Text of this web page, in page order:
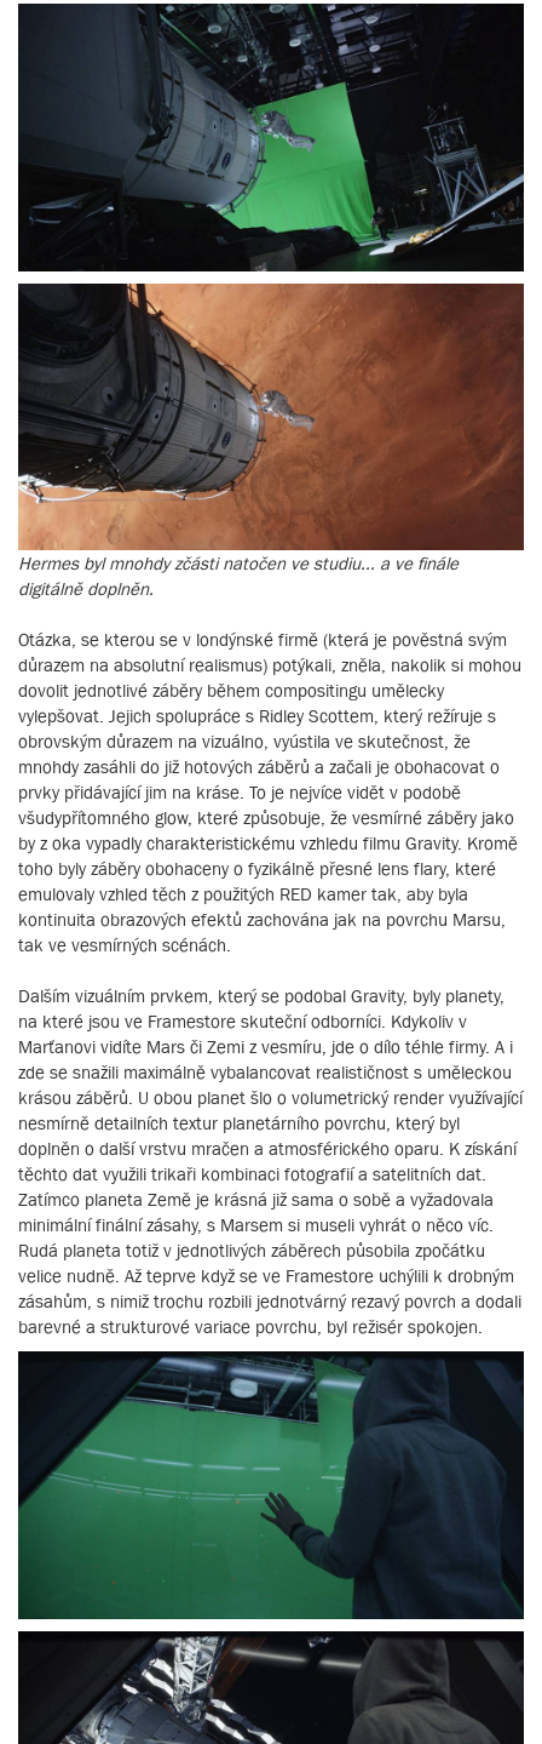
Hermes byl mnohdy zčásti natočen ve studiu... a ve finále
digitálně doplněn.
Otázka, se kterou se v londýnské firmě (která je pověstná svým
důrazem na absolutní realismus) potýkali, zněla, nakolik si mohou
dovolit jednotlivé záběry během compositingu umělecky
vylepšovat. Jejich spolupráce s Ridley Scottem, který režíruje s
obrovským důrazem na vizuálno, vyústila ve skutečnost, že
mnohdy zasáhli do již hotových záběrů a začali je obohacovat o
prvky přidávající jim na kráse. To je nejvíce vidět v podobě
všudypřítomného glow, které způsobuje, že vesmírné záběry jako
by z oka vypadly charakteristickému vzhledu filmu Gravity. Kromě
toho byly záběry obohaceny o fyzikálně přesné lens flary, které
emulovaly vzhled těch z použitých RED kamer tak, aby byla
kontinuita obrazových efektů zachována jak na povrchu Marsu,
tak ve vesmírných scénách.
Dalším vizuálním prvkem, který se podobal Gravity, byly planety,
na které jsou ve Framestore skuteční odborníci. Kdykoliv v
Marťanovi vidíte Mars či Zemi z vesmíru, jde o dílo téhle firmy. A i
zde se snažili maximálně vybalancovat realističnost s uměleckou
krásou záběrů. U obou planet šlo o volumetrický render využívající
nesmírně detailních textur planetárního povrchu, který byl
doplněn o další vrstvu mračen a atmosférického oparu. K získání
těchto dat využili trikaři kombinaci fotografií a satelitních dat.
Zatímco planeta Země je krásná již sama o sobě a vyžadovala
minimální finální zásahy, s Marsem si museli vyhrát o něco víc.
Rudá planeta totiž v jednotlivých záběrech působila zpočátku
velice nudně. Až teprve když se ve Framestore uchýlili k drobným
zásahům, s nimiž trochu rozbili jednotvárný rezavý povrch a dodali
barevné a strukturové variace povrchu, byl režisér spokojen.